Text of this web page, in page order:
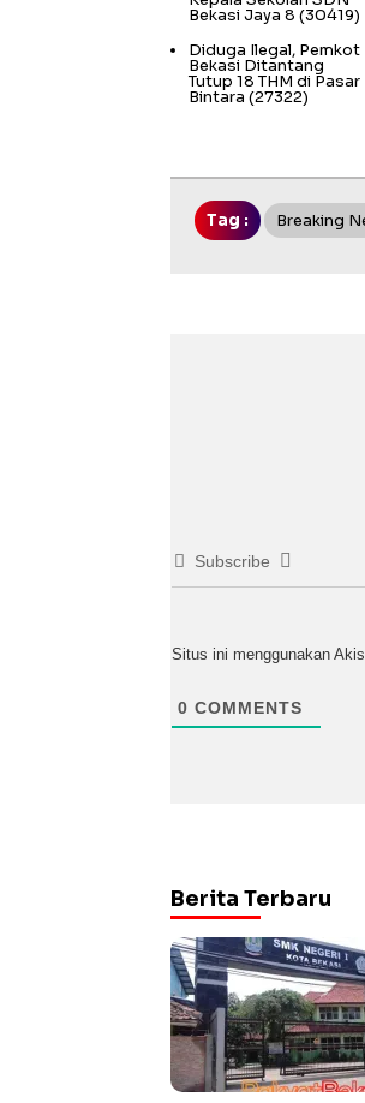
Bekasi Jaya 8 (30419)
Diduga Ilegal, Pemkot
Bekasi Ditantang
Tutup 18 THM di Pasar
Bintara (27322)
Tag : Breaking
Subscribe
Situs ini menggunakan
0 COMMENTS
Berita Terbaru